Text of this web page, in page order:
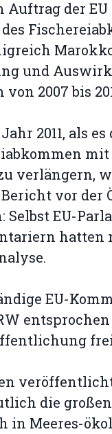
Auftrag der
und
2007 bis
2011, als
verlängern,
vor
Selbst EU-
hatten
EU-
die
in Meeres-